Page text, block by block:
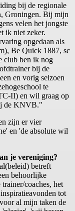
bij de regionale
Groningen. Bij mijn
velen het jongste
ik niet zeker.
opgedaan als
Be Quick 1887, sc
club ben ik nog
bij de
en vorig seizoen
te
II) en wil graag op
de KNVB."
zijn er vier
en 'de absolute wil
je vereniging?
betreft
behoorlijke
coaches, het
tot
al mijn taken de